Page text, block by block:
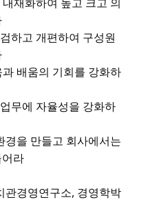
하고 개편하여 구성원
배움의 기회를 강화하
무에 자율성을 강화하
경을 만들고 회사에서는
라
관경영연구소, 경영학박